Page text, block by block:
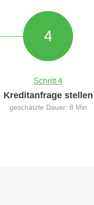
4
Schritt 4
Kreditanfrage stellen
geschätzte Dauer: 8 Min